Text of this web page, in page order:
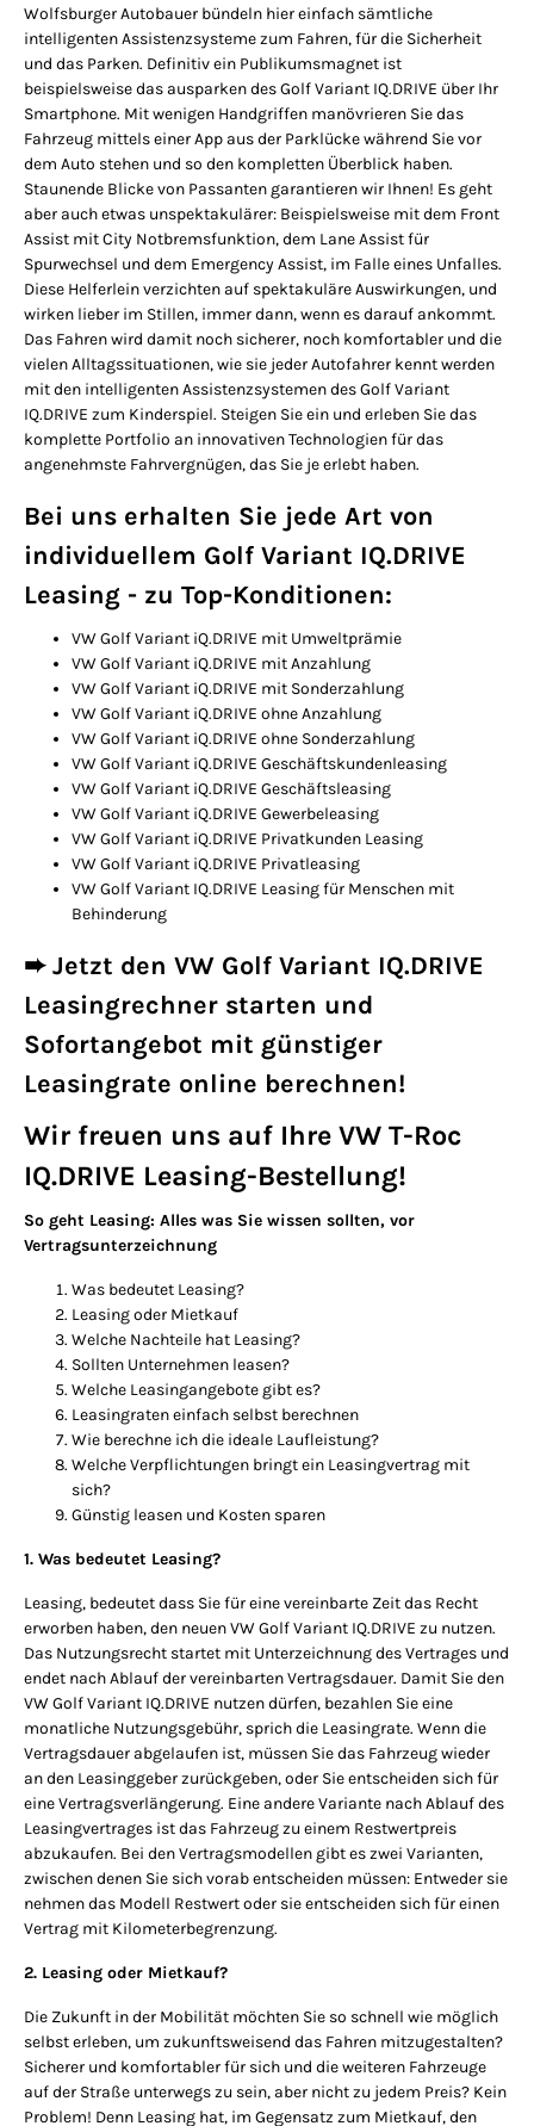
Wolfsburger Autobauer bündeln hier einfach sämtliche
intelligenten Assistenzsysteme zum Fahren, für die Sicherheit
und das Parken. Definitiv ein Publikumsmagnet ist
beispielsweise das ausparken des Golf Variant IQ.DRIVE über Ihr
Smartphone. Mit wenigen Handgriffen manövrieren Sie das
Fahrzeug mittels einer App aus der Parklücke während Sie vor
dem Auto stehen und so den kompletten Überblick haben.
Staunende Blicke von Passanten garantieren wir Ihnen! Es geht
aber auch etwas unspektakulärer: Beispielsweise mit dem Front
Assist mit City Notbremsfunktion, dem Lane Assist für
Spurwechsel und dem Emergency Assist, im Falle eines Unfalles.
Diese Helferlein verzichten auf spektakuläre Auswirkungen, und
wirken lieber im Stillen, immer dann, wenn es darauf ankommt.
Das Fahren wird damit noch sicherer, noch komfortabler und die
vielen Alltagssituationen, wie sie jeder Autofahrer kennt werden
mit den intelligenten Assistenzsystemen des Golf Variant
IQ.DRIVE zum Kinderspiel. Steigen Sie ein und erleben Sie das
komplette Portfolio an innovativen Technologien für das
angenehmste Fahrvergnügen, das Sie je erlebt haben.
Bei uns erhalten Sie jede Art von
individuellem Golf Variant IQ.DRIVE
Leasing - zu Top-Konditionen:
VW Golf Variant iQ.DRIVE mit Umweltprämie
VW Golf Variant iQ.DRIVE mit Anzahlung
VW Golf Variant iQ.DRIVE mit Sonderzahlung
VW Golf Variant iQ.DRIVE ohne Anzahlung
VW Golf Variant iQ.DRIVE ohne Sonderzahlung
VW Golf Variant iQ.DRIVE Geschäftskundenleasing
VW Golf Variant iQ.DRIVE Geschäftsleasing
VW Golf Variant iQ.DRIVE Gewerbeleasing
VW Golf Variant iQ.DRIVE Privatkunden Leasing
VW Golf Variant iQ.DRIVE Privatleasing
VW Golf Variant IQ.DRIVE Leasing für Menschen mit
Behinderung
➨ Jetzt den VW Golf Variant IQ.DRIVE
Leasingrechner starten und
Sofortangebot mit günstiger
Leasingrate online berechnen!
Wir freuen uns auf Ihre VW T-Roc
IQ.DRIVE Leasing-Bestellung!
So geht Leasing: Alles was Sie wissen sollten, vor
Vertragsunterzeichnung
Was bedeutet Leasing?
Leasing oder Mietkauf
Welche Nachteile hat Leasing?
Sollten Unternehmen leasen?
Welche Leasingangebote gibt es?
Leasingraten einfach selbst berechnen
Wie berechne ich die ideale Laufleistung?
Welche Verpflichtungen bringt ein Leasingvertrag mit
sich?
Günstig leasen und Kosten sparen
1. Was bedeutet Leasing?
Leasing, bedeutet dass Sie für eine vereinbarte Zeit das Recht
erworben haben, den neuen VW Golf Variant IQ.DRIVE zu nutzen.
Das Nutzungsrecht startet mit Unterzeichnung des Vertrages und
endet nach Ablauf der vereinbarten Vertragsdauer. Damit Sie den
VW Golf Variant IQ.DRIVE nutzen dürfen, bezahlen Sie eine
monatliche Nutzungsgebühr, sprich die Leasingrate. Wenn die
Vertragsdauer abgelaufen ist, müssen Sie das Fahrzeug wieder
an den Leasinggeber zurückgeben, oder Sie entscheiden sich für
eine Vertragsverlängerung. Eine andere Variante nach Ablauf des
Leasingvertrages ist das Fahrzeug zu einem Restwertpreis
abzukaufen. Bei den Vertragsmodellen gibt es zwei Varianten,
zwischen denen Sie sich vorab entscheiden müssen: Entweder sie
nehmen das Modell Restwert oder sie entscheiden sich für einen
Vertrag mit Kilometerbegrenzung.
2. Leasing oder Mietkauf?
Die Zukunft in der Mobilität möchten Sie so schnell wie möglich
selbst erleben, um zukunftsweisend das Fahren mitzugestalten?
Sicherer und komfortabler für sich und die weiteren Fahrzeuge
auf der Straße unterwegs zu sein, aber nicht zu jedem Preis? Kein
Problem! Denn Leasing hat, im Gegensatz zum Mietkauf, den